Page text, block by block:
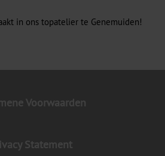
in ons topatelier te Genemuiden!
Voorwaarden
Statement